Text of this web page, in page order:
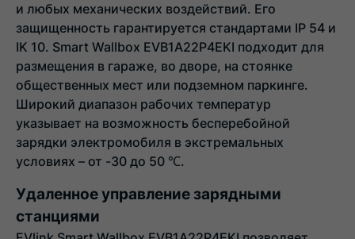
и любых механических воздействий. Его
защищенность гарантируется стандартами IP 54 и
IK 10. Smart Wallbox EVB1A22P4EKI подходит для
размещения в гараже, во дворе, на стоянке
общественных мест или подземном паркинге.
Широкий диапазон рабочих температур
указывает на возможность бесперебойной
зарядки электромобиля в экстремальных
условиях – от -30 до 50 ℃.
Удаленное управление зарядными
станциями